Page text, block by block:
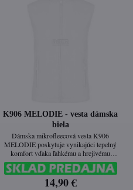
K906 MELODIE - vesta dámska
biela
Dámska mikrofleecová vesta K906
MELODIE poskytuje vynikajúci tepelný
komfort vďaka ľahkému a hrejivému
materiálu s protižmolkovou úpravou.
Vypasovaný strih zaručuje ženskú eleganciu
a pohodlie pri práci aj vo voľnom čase.
14,90 €